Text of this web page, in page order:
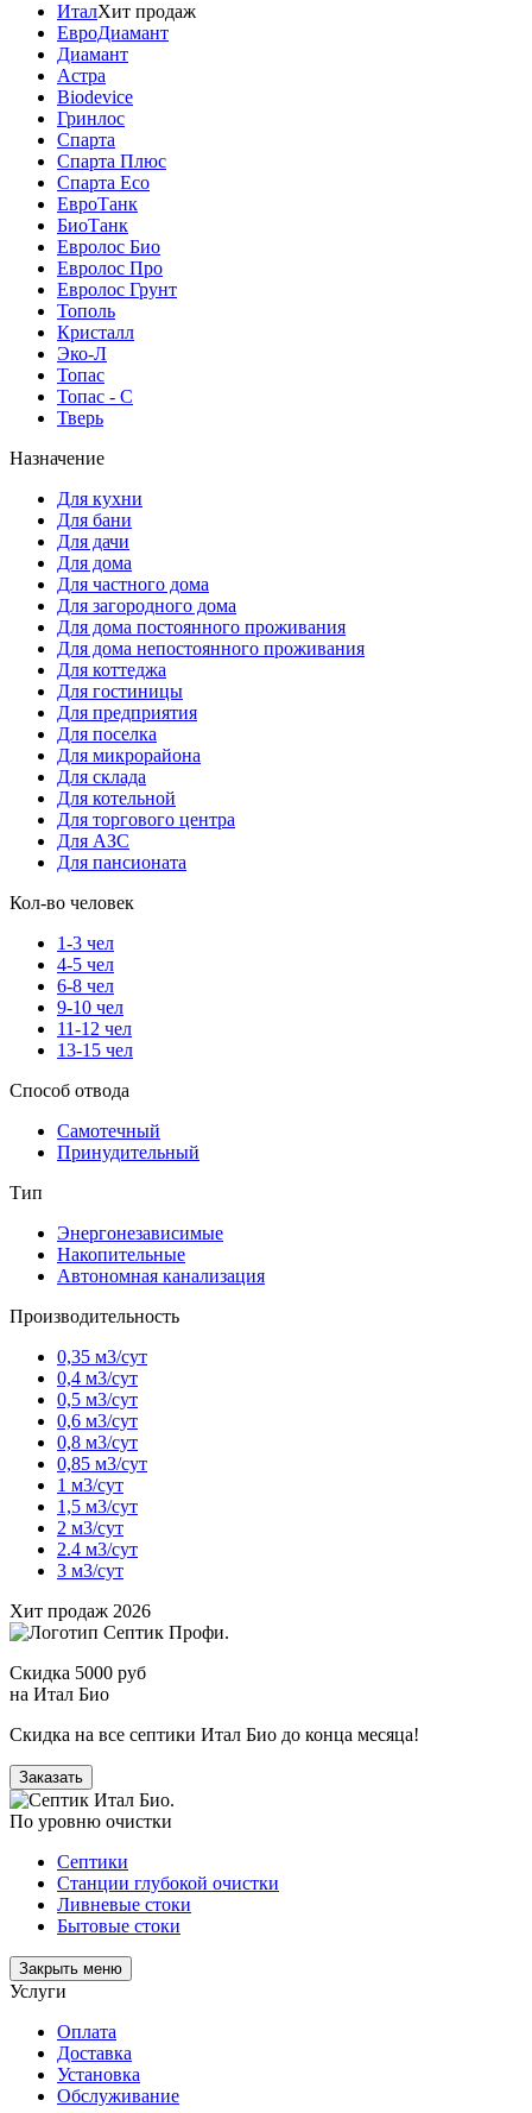
ИталХит продаж
ЕвроДиамант
Диамант
Астра
Biodevice
Гринлос
Спарта
Спарта Плюс
Спарта Eco
ЕвроТанк
БиоТанк
Евролос Био
Евролос Про
Евролос Грунт
Тополь
Кристалл
Эко-Л
Топас
Топас - С
Тверь
Назначение
Для кухни
Для бани
Для дачи
Для дома
Для частного дома
Для загородного дома
Для дома постоянного проживания
Для дома непостоянного проживания
Для коттеджа
Для гостиницы
Для предприятия
Для поселка
Для микрорайона
Для склада
Для котельной
Для торгового центра
Для АЗС
Для пансионата
Кол-во человек
1-3 чел
4-5 чел
6-8 чел
9-10 чел
11-12 чел
13-15 чел
Способ отвода
Самотечный
Принудительный
Тип
Энергонезависимые
Накопительные
Автономная канализация
Производительность
0,35 м3/сут
0,4 м3/сут
0,5 м3/сут
0,6 м3/сут
0,8 м3/сут
0,85 м3/сут
1 м3/сут
1,5 м3/сут
2 м3/сут
2.4 м3/сут
3 м3/сут
Хит продаж 2026
Скидка 5000 руб
на Итал Био
Скидка на все септики Итал Био до конца месяца!
Заказать
По уровню очистки
Септики
Станции глубокой очистки
Ливневые стоки
Бытовые стоки
Закрыть меню
Услуги
Оплата
Доставка
Установка
Обслуживание